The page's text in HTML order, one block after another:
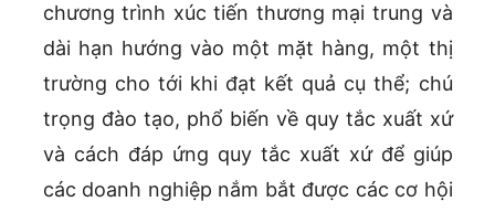
chương trình xúc tiến thương mại trung và
dài hạn hướng vào một mặt hàng, một thị
trường cho tới khi đạt kết quả cụ thể; chú
trọng đào tạo, phổ biến về quy tắc xuất xứ
và cách đáp ứng quy tắc xuất xứ để giúp
các doanh nghiệp nắm bắt được các cơ hội